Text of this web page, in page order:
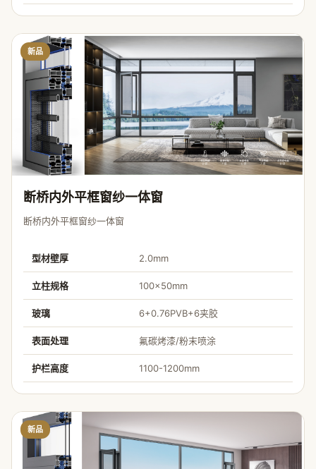
新品
断桥内外平框窗纱一体窗
断桥内外平框窗纱一体窗
型材壁厚 2.0mm
立柱规格 100×50mm
玻璃 6+0.76PVB+6夹胶
表面处理 氟碳烤漆/粉末喷涂
护栏高度 1100-1200mm
新品